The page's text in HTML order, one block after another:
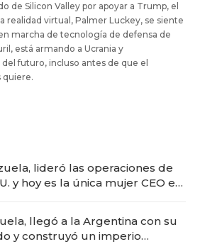
de Silicon Valley por apoyar a Trump, el
realidad virtual, Palmer Luckey, se siente
marcha de tecnología de defensa de
está armando a Ucrania y
futuro, incluso antes de que el
quiere.
lideró las operaciones de
y hoy es la única mujer CEO en
llegó a la Argentina con su
y construyó un imperio